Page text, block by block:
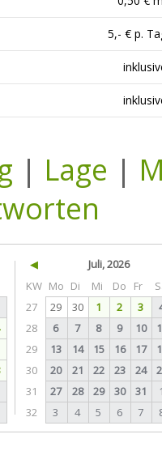
5,- € p.
| Lage |
◀
Juli, 2026
KW Mo Di Mi Do Fr
27
29 30 1 2 3
28
6 7 8 9 10
29
13 14 15 16 17
30
20 21 22 23 24
31
27 28 29 30 31
32
3 4 5 6 7